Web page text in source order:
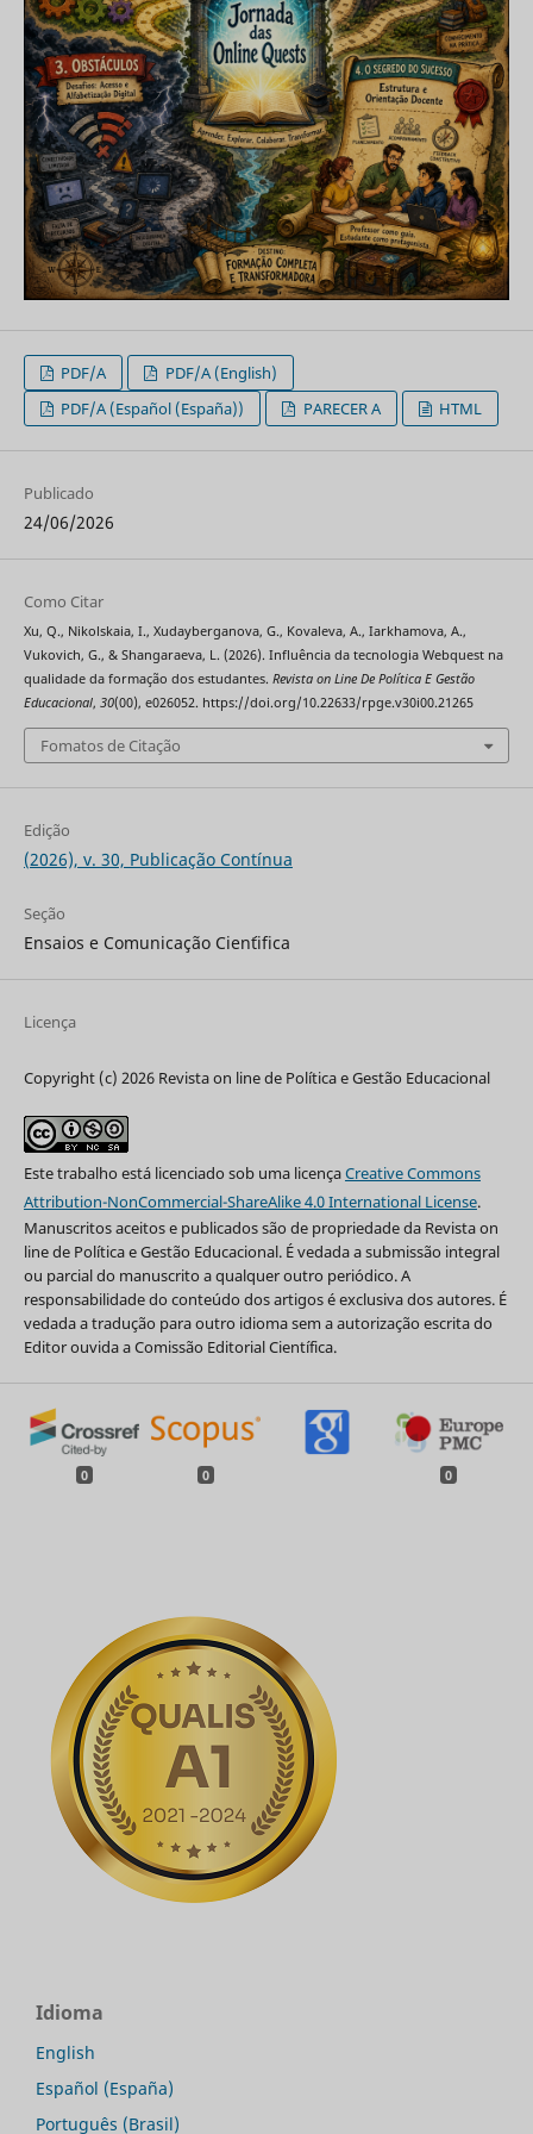
PDF/A
PDF/A (English)
PDF/A (Español (España))
PARECER A HTML
Publicado
24/06/2026
Como Citar
Xu, Q., Nikolskaia, I., Xudayberganova, G., Kovaleva, A., Iarkhamova, A.,
Vukovich, G., & Shangaraeva, L. (2026). Influência da tecnologia Webquest na
qualidade da formação dos estudantes. Revista on Line De Política E Gestão
Educacional, 30(00), e026052. https://doi.org/10.22633/rpge.v30i00.21265
Fomatos de Citação
Edição
(2026), v. 30, Publicação Contínua
Seção
Ensaios e Comunicação Cien´tifica
Licença
Copyright (c) 2026 Revista on line de Política e Gestão Educacional
Este trabalho está licenciado sob uma licençaCreative Commons
Attribution-NonCommercial-ShareAlike 4.0 International License.
Manuscritos aceitos e publicados são de propriedade da Revista on
line de Política e Gestão Educacional. É vedada a submissão integral
ou parcial do manuscrito a qualquer outro periódico. A
responsabilidade do conteúdo dos artigos é exclusiva dos autores. É
vedada a tradução para outro idioma sem a autorização escrita do
Editor ouvida a Comissão Editorial Científica.
0 0 0
Idioma
English
Español (España)
Português (Brasil)